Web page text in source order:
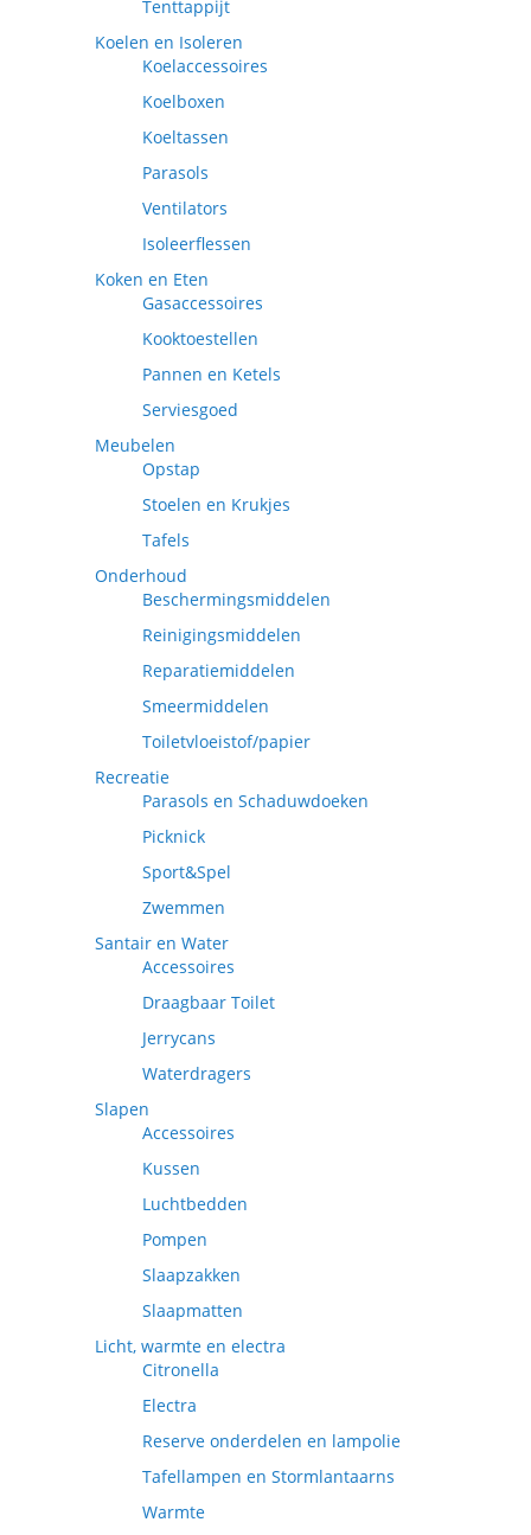
Tenttappijt
Koelen en Isoleren
Koelaccessoires
Koelboxen
Koeltassen
Parasols
Ventilators
Isoleerflessen
Koken en Eten
Gasaccessoires
Kooktoestellen
Pannen en Ketels
Serviesgoed
Meubelen
Opstap
Stoelen en Krukjes
Tafels
Onderhoud
Beschermingsmiddelen
Reinigingsmiddelen
Reparatiemiddelen
Smeermiddelen
Toiletvloeistof/papier
Recreatie
Parasols en Schaduwdoeken
Picknick
Sport&Spel
Zwemmen
Santair en Water
Accessoires
Draagbaar Toilet
Jerrycans
Waterdragers
Slapen
Accessoires
Kussen
Luchtbedden
Pompen
Slaapzakken
Slaapmatten
Licht, warmte en electra
Citronella
Electra
Reserve onderdelen en lampolie
Tafellampen en Stormlantaarns
Warmte